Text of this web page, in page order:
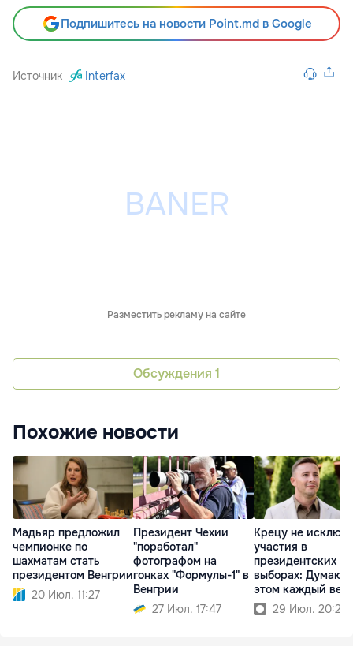
Подпишитесь на новости Point.md в Google
Источник Interfax
Разместить рекламу на сайте
Обсуждения 1
Похожие новости
Мадьяр предложил
чемпионке по
шахматам стать
президентом Венгрии
20 Июл. 11:27
Президент Чехии
"поработал"
фотографом на
гонках "Формулы-1" в
Венгрии
27 Июл. 17:47
Крецу не
участия в
президентских
выборах: Думаю
этом каждый
29 Июл. 20:23